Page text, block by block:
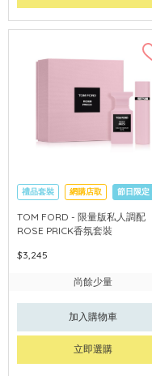
禮品套裝 網購店取 節日限定
TOM FORD - 限量版私人調配
ROSE PRICK香氛套裝
$3,245
尚餘少量
加入購物車
立即選購